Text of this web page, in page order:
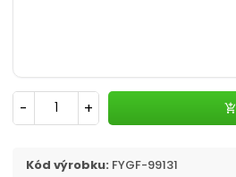
ALPHA SPIRIT
AMBROSIA
- + add_shopping_cart
Kód výrobku: FYGF-99131